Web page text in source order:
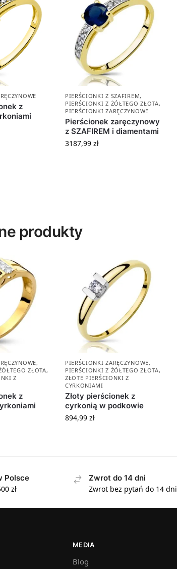
z
PIERŚCIONKI Z SZAFIREM,
PIERŚCIONKI Z ŻÓŁTEGO ZŁOTA,
PIERŚCIONKI ZARĘCZYNOWE
Pierścionek zaręczynowy
z SZAFIREM i diamentami
3187,99 zł
produkty
,
ZŁOTA,
Z
z
PIERŚCIONKI ZARĘCZYNOWE,
PIERŚCIONKI Z ŻÓŁTEGO ZŁOTA,
ZŁOTE PIERŚCIONKI Z
CYRKONIAMI
Złoty pierścionek z
cyrkonią w podkowie
894,99 zł
Polsce
zł
Zwrot do 14 dni
Zwrot bez pytań do 14 dni
MEDIA
Blog